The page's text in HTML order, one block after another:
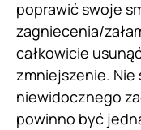
poprawić swoje
zagniecenia/
całkowicie
zmniejszenie.
niewidocznego
powinno być